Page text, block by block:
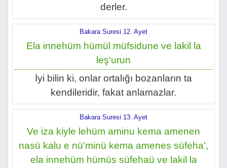
derler.
Bakara Suresi 12. Ayet
Ela innehüm hümül müfsidune ve lakil la
leş'urun
İyi bilin ki, onlar ortalığı bozanların ta
kendileridir, fakat anlamazlar.
Bakara Suresi 13. Ayet
Ve iza kiyle lehüm aminu kema amenen
nasü kalu e nü'minü kema amenes süfeha',
ela innehüm hümüs süfehaü ve lakil la